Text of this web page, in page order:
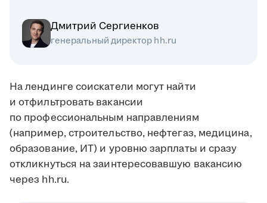
Дмитрий Сергиенков
генеральный директор hh.ru
На лендинге соискатели могут найти
и отфильтровать вакансии
по профессиональным направлениям
(например, строительство, нефтегаз, медицина,
образование, ИТ) и уровню зарплаты и сразу
откликнуться на заинтересовавшую вакансию
через hh.ru.